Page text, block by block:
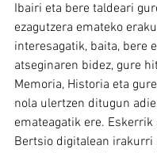
Ibairi eta bere taldeari
ezagutzera emateko
interesagatik, baita, bere
atseginaren bidez, gure
Memoria, Historia eta
nola ulertzen ditugun
emateagatik ere. Eskerrik
Bertsio digitalean irakurri